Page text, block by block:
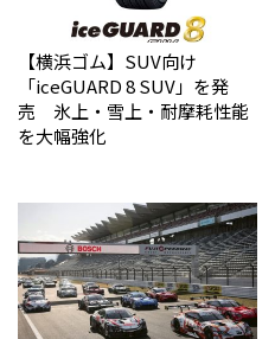
【横浜ゴム】SUV向け
「iceGUARD 8 SUV」を発
売 氷上・雪上・耐摩耗性能
を大幅強化